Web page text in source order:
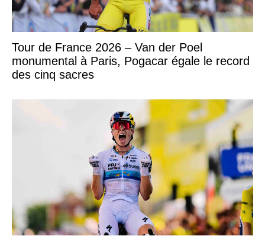
Tour de France 2026 – Van der Poel
monumental à Paris, Pogacar égale le record
des cinq sacres